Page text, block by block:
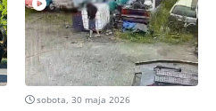
sobota, 30 maja 2026